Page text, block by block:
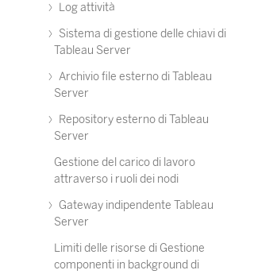
Log attività
Sistema di gestione delle chiavi di
Tableau Server
Archivio file esterno di Tableau
Server
Repository esterno di Tableau
Server
Gestione del carico di lavoro
attraverso i ruoli dei nodi
Gateway indipendente Tableau
Server
Limiti delle risorse di Gestione
componenti in background di